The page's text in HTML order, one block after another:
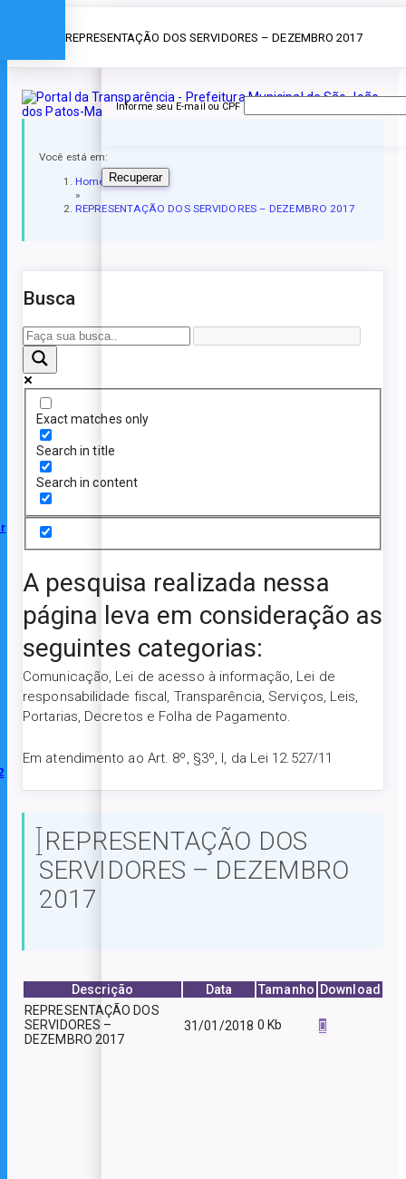
» REPRESENTAÇÃO DOS SERVIDORES – DEZEMBRO 2017
Você está em:
Home
»
REPRESENTAÇÃO DOS SERVIDORES – DEZEMBRO 2017
Busca
Exact matches only
Search in title
Search in content
A pesquisa realizada nessa
página leva em consideração as
seguintes categorias:
Comunicação, Lei de acesso à informação, Lei de
responsabilidade fiscal, Transparência, Serviços, Leis,
Portarias, Decretos e Folha de Pagamento.
Em atendimento ao Art. 8º, §3º, I, da Lei 12.527/11
REPRESENTAÇÃO DOS
SERVIDORES – DEZEMBRO
2017
Descrição Data Tamanho Download
REPRESENTAÇÃO DOS
SERVIDORES –
DEZEMBRO 2017
31/01/2018 0 Kb
Informe seu E-mail ou CPF
Recuperar